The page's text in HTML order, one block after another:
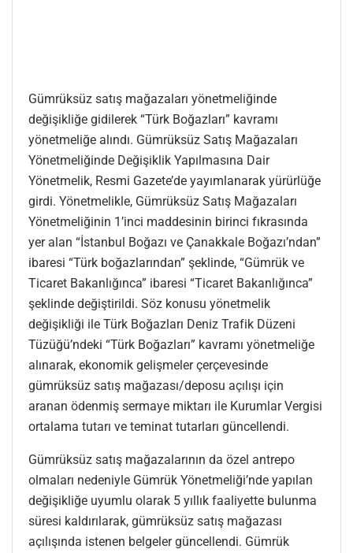
Gümrüksüz satış mağazaları yönetmeliğinde
değişikliğe gidilerek “Türk Boğazları” kavramı
yönetmeliğe alındı. Gümrüksüz Satış Mağazaları
Yönetmeliğinde Değişiklik Yapılmasına Dair
Yönetmelik, Resmi Gazete’de yayımlanarak yürürlüğe
girdi. Yönetmelikle, Gümrüksüz Satış Mağazaları
Yönetmeliğinin 1’inci maddesinin birinci fıkrasında
yer alan “İstanbul Boğazı ve Çanakkale Boğazı’ndan”
ibaresi “Türk boğazlarından” şeklinde, “Gümrük ve
Ticaret Bakanlığınca” ibaresi “Ticaret Bakanlığınca”
şeklinde değiştirildi. Söz konusu yönetmelik
değişikliği ile Türk Boğazları Deniz Trafik Düzeni
Tüzüğü’ndeki “Türk Boğazları” kavramı yönetmeliğe
alınarak, ekonomik gelişmeler çerçevesinde
gümrüksüz satış mağazası/deposu açılışı için
aranan ödenmiş sermaye miktarı ile Kurumlar Vergisi
ortalama tutarı ve teminat tutarları güncellendi.
Gümrüksüz satış mağazalarının da özel antrepo
olmaları nedeniyle Gümrük Yönetmeliği’nde yapılan
değişikliğe uyumlu olarak 5 yıllık faaliyette bulunma
süresi kaldırılarak, gümrüksüz satış mağazası
açılışında istenen belgeler güncellendi. Gümrük